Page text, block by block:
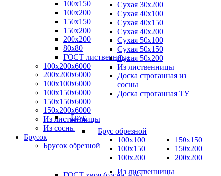
Сухая 30х200
Сухая 40х100
Сухая 40х150
Сухая 40х200
Сухая 50х100
Сухая 50х150
Сухая 50х200
Из лиственницы
Доска строганная из
сосны
Доска строганная ТУ
Брус
Брус обрезной
100х100
100х150
100х200
150х150
150х200
200х200
Из лиственницы
100x150
100x200
150x150
150x200
200x200
80х80
ГОСТ лиственница
100х200х6000
200х200х6000
100х100х6000
100х150х6000
150х150х6000
150х200х6000
Из лиственницы
Из сосны
Брусок
Брусок обрезной